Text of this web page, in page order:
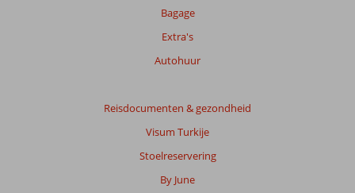
Bagage
Extra's
Autohuur
Reisdocumenten & gezondheid
Visum Turkije
Stoelreservering
By June